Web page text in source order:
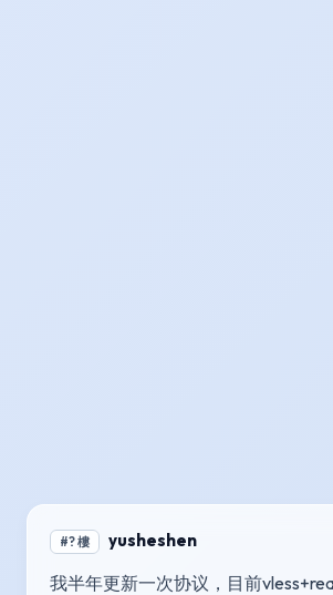
#? 樓 yusheshen
我半年更新一次协议，目前